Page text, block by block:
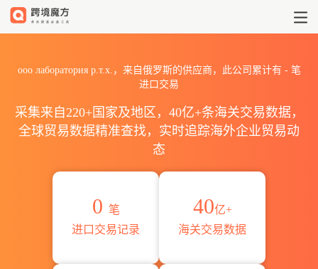
ooo лаборатория р.т.х.，来自俄罗斯的供应商，此公司累计有 -笔
进口交易
采集来自220+国家及地区，40亿+条海关交易数据，
全球贸易数据精准查找，实时追踪海外企业贸易动
态
0 笔
进口交易记录
40亿+
海关交易数据